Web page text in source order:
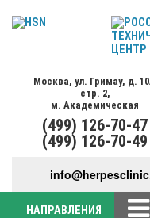
Москва, ул. Гримау, д.
стр. 2,
м. Академическая
(499) 126-70-47
(499) 126-70-49
НАПРАВЛЕНИЯ